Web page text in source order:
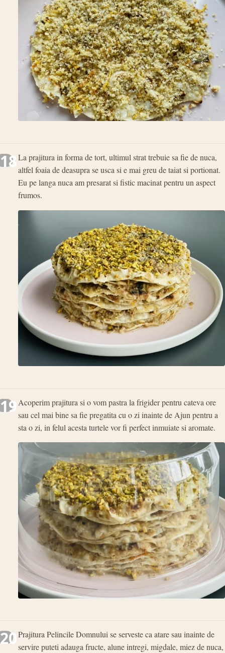
18La prajitura in forma de tort, ultimul strat trebuie sa fie de nuca,
altfel foaia de deasupra se usca si e mai greu de taiat si portionat.
Eu pe langa nuca am presarat si fistic macinat pentru un aspect
frumos.
19Acoperim prajitura si o vom pastra la frigider pentru cateva ore
sau cel mai bine sa fie pregatita cu o zi inainte de Ajun pentru a
sta o zi, in felul acesta turtele vor fi perfect inmuiate si aromate.
20Prajitura Pelincile Domnului se serveste ca atare sau inainte de
servire puteti adauga fructe, alune intregi, migdale, miez de nuca,